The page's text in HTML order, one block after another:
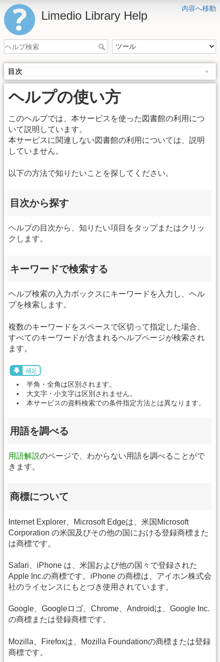
内容へ移動
Limedio Library Help
目次
ヘルプの使い方
このヘルプでは、本サービスを使った図書館の利用につ
いて説明しています。
本サービスに関連しない図書館の利用については、説明
していません。
以下の方法で知りたいことを探してください。
目次から探す
ヘルプの目次から、知りたい項目をタップまたはクリッ
クします。
キーワードで検索する
ヘルプ検索の入力ボックスにキーワードを入力し、ヘル
プを検索します。
複数のキーワードをスペースで区切って指定した場合、
すべてのキーワードが含まれるヘルプページが検索され
ます。
補足
半角・全角は区別されます。
大文字・小文字は区別されません。
本サービスの資料検索での条件指定方法とは異なります。
用語を調べる
用語解説のページで、わからない用語を調べることがで
きます。
商標について
Internet Explorer、Microsoft Edgeは、米国Microsoft
Corporation の米国及びその他の国における登録商標また
は商標です。
Safari、iPhone は、米国および他の国々で登録された
Apple Inc.の商標です。iPhone の商標は、アイホン株式会
社のライセンスにもとづき使用されています。
Google、Googleロゴ、Chrome、Androidは、Google Inc.
の商標または登録商標です。
Mozilla、Firefoxは、Mozilla Foundationの商標または登録
商標です。